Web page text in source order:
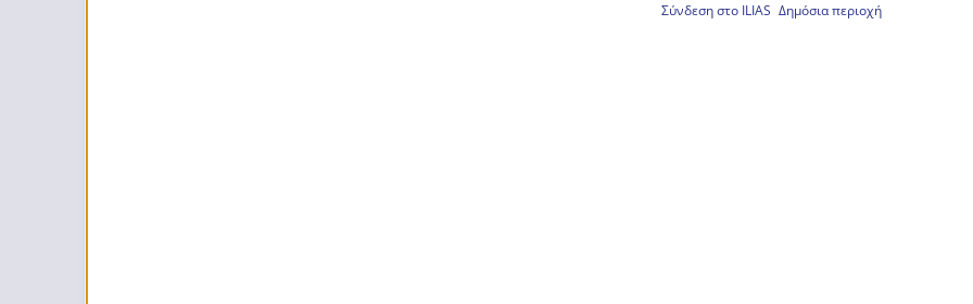
Σύνδεση στο ILIAS Δημόσια περιοχή